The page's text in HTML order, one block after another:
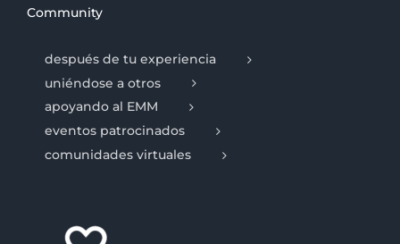
Community
después de tu experiencia
uniéndose a otros
apoyando al EMM
eventos patrocinados
comunidades virtuales